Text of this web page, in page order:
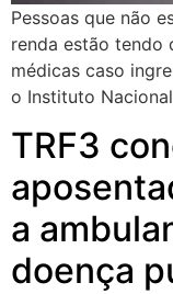
Pessoas que não
renda estão tendo
médicas caso
o Instituto
TRF3
a
doença